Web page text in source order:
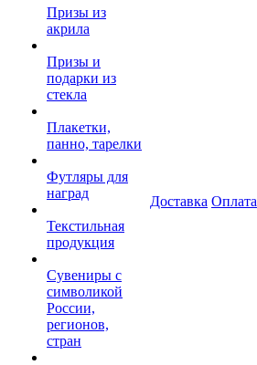
Призы из
акрила
Призы и
подарки из
стекла
Плакетки,
панно, тарелки
Футляры для
наград
Текстильная
продукция
Сувениры с
символикой
России,
регионов,
стран
Доставка Оплата